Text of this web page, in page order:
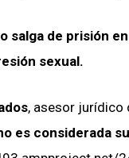
salga de prisión
sexual.
, asesor jurídico
es considerada